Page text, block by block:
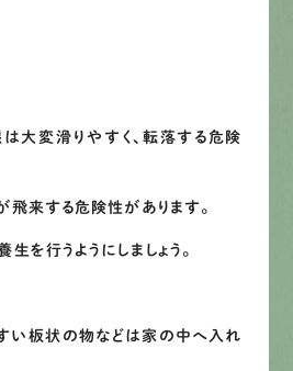
44-2605
間 8:00−18:00 ｜
日 日曜・祝日
大変滑りやすく、転落する危険
飛来する危険性があります。
を行うようにしましょう。
い板状の物などは家の中へ入れ